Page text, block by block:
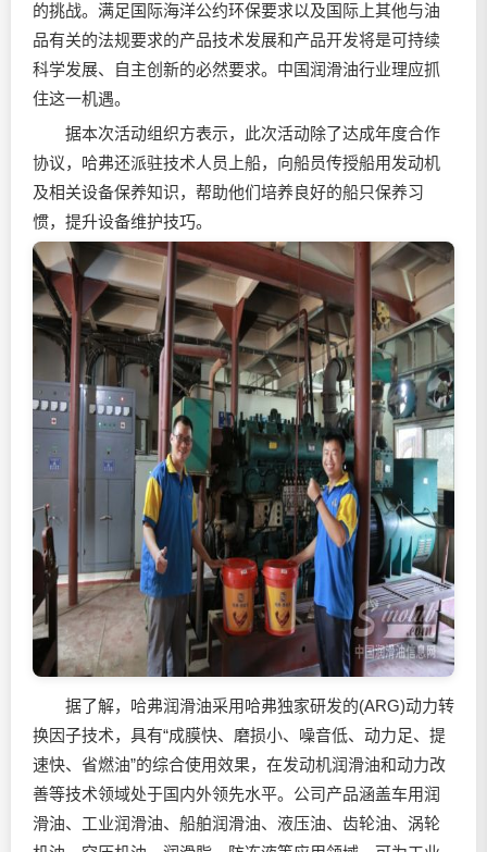
的挑战。满足国际海洋公约环保要求以及国际上其他与油
品有关的法规要求的产品技术发展和产品开发将是可持续
科学发展、自主创新的必然要求。中国润滑油行业理应抓
住这一机遇。
据本次活动组织方表示，此次活动除了达成年度合作
协议，哈弗还派驻技术人员上船，向船员传授船用发动机
及相关设备保养知识，帮助他们培养良好的船只保养习
惯，提升设备维护技巧。
据了解，哈弗润滑油采用哈弗独家研发的(ARG)动力转
换因子技术，具有“成膜快、磨损小、噪音低、动力足、提
速快、省燃油”的综合使用效果，在发动机润滑油和动力改
善等技术领域处于国内外领先水平。公司产品涵盖车用润
滑油、工业润滑油、船舶润滑油、液压油、齿轮油、涡轮